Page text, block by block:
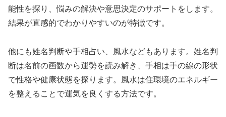
能性を探り、悩みの解決や意思決定のサポートをします。
結果が直感的でわかりやすいのが特徴です。
他にも姓名判断や手相占い、風水などもあります。姓名判
断は名前の画数から運勢を読み解き、手相は手の線の形状
で性格や健康状態を探ります。風水は住環境のエネルギー
を整えることで運気を良くする方法です。